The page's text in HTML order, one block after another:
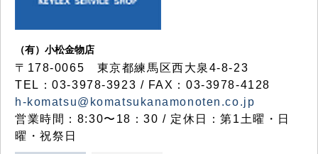
（有）小松金物店
〒178-0065 東京都練馬区西大泉4-8-23
TEL：03-3978-3923 / FAX：03-3978-4128
h-komatsu@komatsukanamonoten.co.jp
営業時間：8:30〜18：30 / 定休日：第1土曜・日
曜・祝祭日